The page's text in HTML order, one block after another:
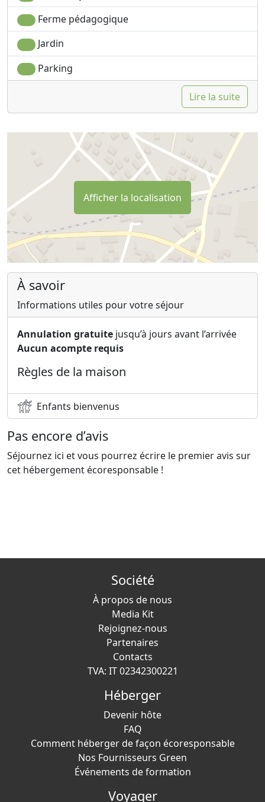
Ferme pédagogique
Jardin
Parking
Lire la suite
Afficher la localisation
À savoir
Informations utiles pour votre séjour
Annulation gratuite jusqu’à jours avant l’arrivée
Aucun acompte requis
Règles de la maison
Enfants bienvenus
Pas encore d’avis
Séjournez ici et vous pourrez écrire le premier avis sur
cet hébergement écoresponsable !
Société
À propos de nous
Media Kit
Rejoignez-nous
Partenaires
Contacts
TVA: IT 02342300221
Héberger
Devenir hôte
FAQ
Comment héberger de façon écoresponsable
Nos Fournisseurs Green
Événements de formation
Voyager